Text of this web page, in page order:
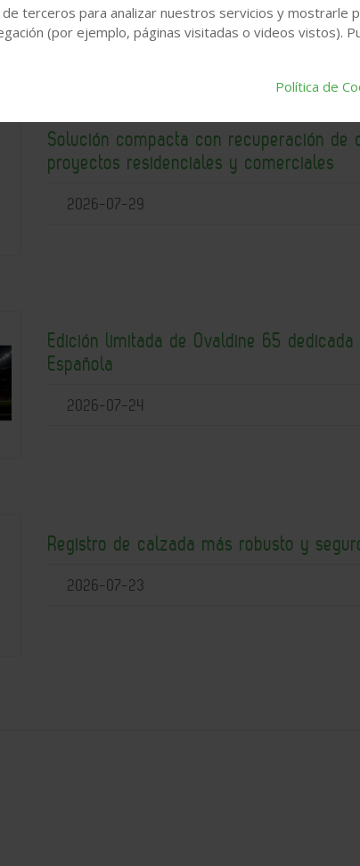
Solución compacta con recuperación de
proyectos residenciales y comerciales
2026-07-29
Edición limitada de Ovaldine 65
Española
2026-07-24
Registro de calzada más robusto y
2026-07-23
terceros para analizar nuestros servicios y mostrarle
(por ejemplo, páginas visitadas o videos vistos).
Política de